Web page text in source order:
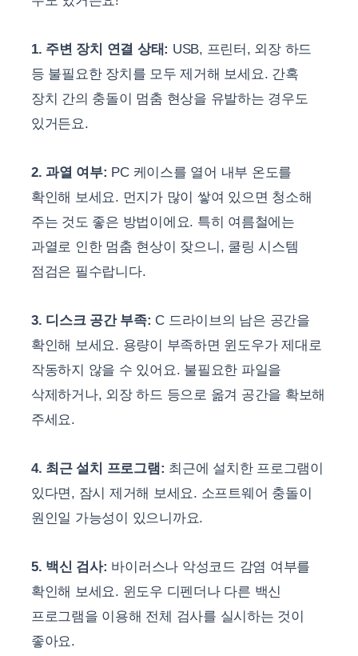
1. 주변 장치 연결 상태: USB, 프린터, 외장 하드
등 불필요한 장치를 모두 제거해 보세요. 간혹
장치 간의 충돌이 멈춤 현상을 유발하는 경우도
있거든요.
2. 과열 여부: PC 케이스를 열어 내부 온도를
확인해 보세요. 먼지가 많이 쌓여 있으면 청소해
주는 것도 좋은 방법이에요. 특히 여름철에는
과열로 인한 멈춤 현상이 잦으니, 쿨링 시스템
점검은 필수랍니다.
3. 디스크 공간 부족: C 드라이브의 남은 공간을
확인해 보세요. 용량이 부족하면 윈도우가 제대로
작동하지 않을 수 있어요. 불필요한 파일을
삭제하거나, 외장 하드 등으로 옮겨 공간을 확보해
주세요.
4. 최근 설치 프로그램: 최근에 설치한 프로그램이
있다면, 잠시 제거해 보세요. 소프트웨어 충돌이
원인일 가능성이 있으니까요.
5. 백신 검사: 바이러스나 악성코드 감염 여부를
확인해 보세요. 윈도우 디펜더나 다른 백신
프로그램을 이용해 전체 검사를 실시하는 것이
좋아요.